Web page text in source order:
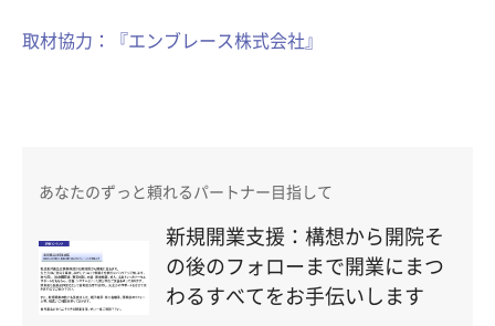
取材協力：『エンブレース株式会社』
あなたのずっと頼れるパートナー目指して
新規開業支援：構想から開院そ
の後のフォローまで開業にまつ
わるすべてをお手伝いします